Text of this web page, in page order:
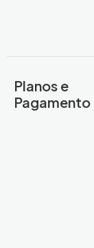
Planos e
Pagamento